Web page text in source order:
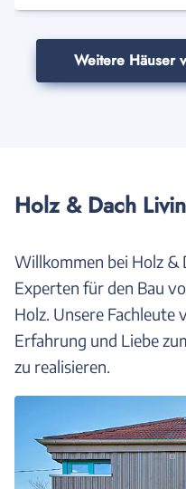
Weitere Häuser
Holz & Dach
Willkommen bei Holz &
Experten für den Bau
Holz. Unsere Fachleute
Erfahrung und Liebe
zu realisieren.